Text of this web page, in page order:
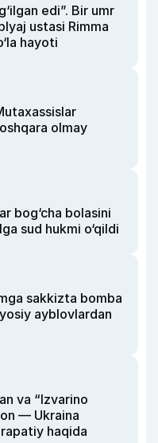
edi”. Bir umr
ustasi Rimma
hayoti
olmay
bog‘cha bolasini
sud hukmi o‘qildi
sakkizta bomba
ayblovlardan
va “Izvarino
— Ukraina
haqida